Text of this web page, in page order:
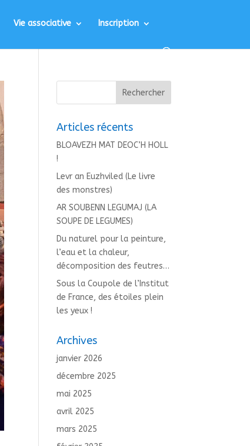
Vie associative Inscription
Articles récents
BLOAVEZH MAT DEOC’H HOLL
!
Levr an Euzhviled (Le livre
des monstres)
AR SOUBENN LEGUMAJ (LA
SOUPE DE LEGUMES)
Du naturel pour la peinture,
l’eau et la chaleur,
décomposition des feutres…
Sous la Coupole de l’Institut
de France, des étoiles plein
les yeux !
Archives
janvier 2026
décembre 2025
mai 2025
avril 2025
mars 2025